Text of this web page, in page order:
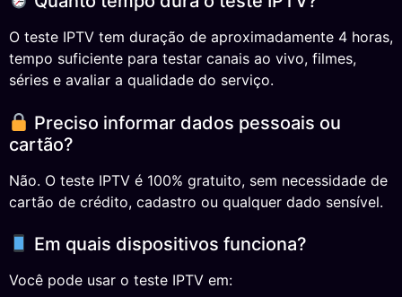
O teste IPTV tem duração de aproximadamente 4 horas,
tempo suficiente para testar canais ao vivo, filmes,
séries e avaliar a qualidade do serviço.
Preciso informar dados pessoais ou
cartão?
Não. O teste IPTV é 100% gratuito, sem necessidade de
cartão de crédito, cadastro ou qualquer dado sensível.
Em quais dispositivos funciona?
Você pode usar o teste IPTV em: